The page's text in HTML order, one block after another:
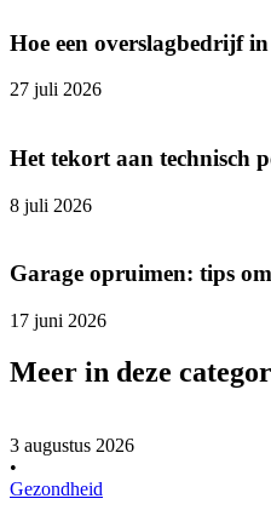
Hoe een overslagbedrijf
27 juli 2026
Het tekort aan technisch
8 juli 2026
Garage opruimen: tips
17 juni 2026
Meer in deze
3 augustus 2026
•
Gezondheid